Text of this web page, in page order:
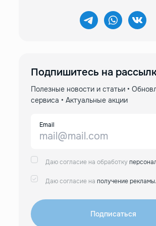
Подпишитесь на
Полезные новости и статьи •
сервиса • Актуальные акции
Email
Даю согласие на обработку
Даю согласие на получение рекламы.
Подписаться